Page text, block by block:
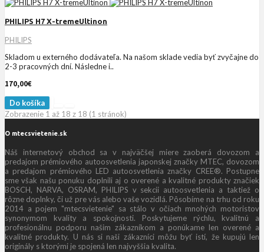
PHILIPS H7 X-tremeUltinon
PHILIPS
Skladom u externého dodávateľa. Na našom sklade vedia byť zvyčajne do
2-3 pracovných dní. Následne i..
170,00€
Do košíka
Zobrazenie 1 až 18 z 18 (1 stránok)
O mtecsvietenie.sk
Náš internetový obchod sa v najväčšej miere zaoberá dovozom a
predajom prémiového autoosvetlenia japonskej značky MTEC, dovozom
a predajom prémiového LED autoosvetlenia značky CREE®. Postupne
sme však našu ponuku doplnili aj o overené a kvalitné produkty značiek
BOSCH, NARVA, OSRAM, PHILIPS v sekcii autoosvetlenia a taktiež o
rôzne doplnky, či už pre vás alebo vaše vozidlá. Pôsobíme na trhu od roku
2014 a pojem "mtecsvietenie" sa stálo v očiach mnohých motoristov
synonymom kvality a spokojnosti. Poskytujeme rýchlu, kvalitnú a
profesionálnu podporu našim zákazníkom a ponúkame len overené a
kvalitné produkty. U nás si naši zákazníci môžu byť istí, že kupujú len
originály s ktorými je spojená len najvyššia kvalita.